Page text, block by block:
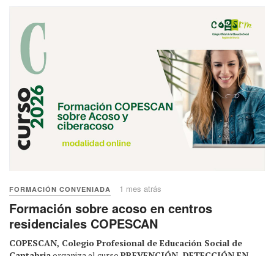
FORMACIÓN CONVENIADA 1 mes atrás
Formación sobre acoso en centros
residenciales COPESCAN
COPESCAN, Colegio Profesional de Educación Social de